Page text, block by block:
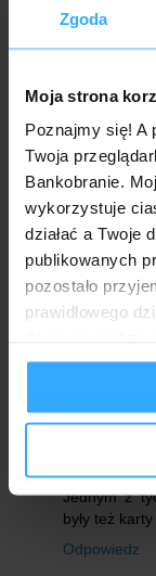
Zgoda
Moja strona
Poznajmy się! A
Twoja
Bankobranie.
wykorzystuje
działać a Twoje
publikowanych
pozostało
prawidłowego
analizować ruch
korzystasz z
Partnerzy mogą
korzystania z ich
(podać
komunikat:
Zatem bez
Odpowiedz
Odpowiedzi
A szkoda,
Odpowiedz
przez
Jednym z
były też
Odpowiedz